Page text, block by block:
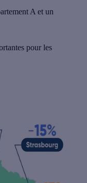
A et un
pour les